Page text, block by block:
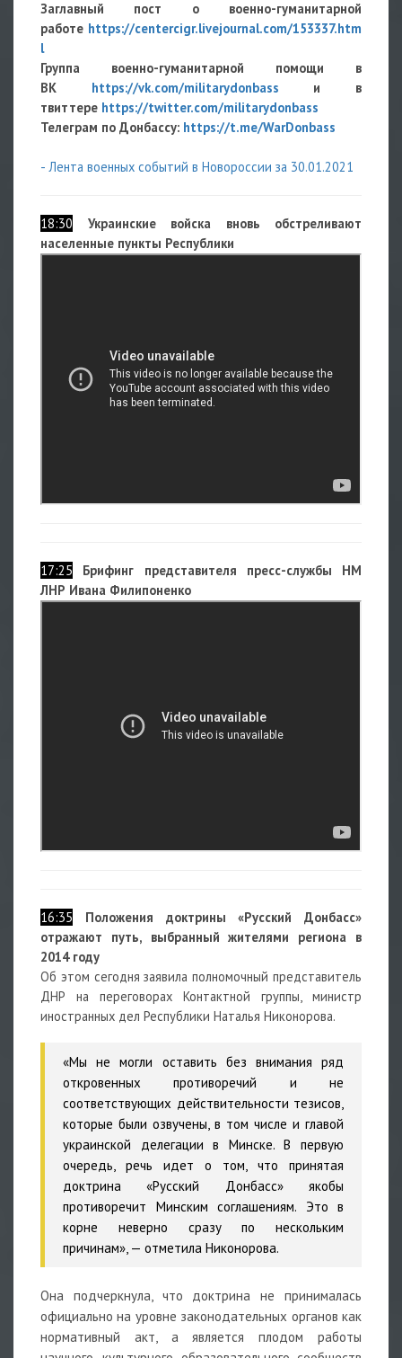
Заглавный пост о военно-гуманитарной
работе https://centercigr.livejournal.com/153337.htm
l
Группа военно-гуманитарной помощи в
ВК https://vk.com/militarydonbass и в
твиттере https://twitter.com/militarydonbass
Телеграм по Донбассу: https://t.me/WarDonbass
- Лента военных событий в Новороссии за 30.01.2021
18:30
Украинские войска вновь обстреливают
населенные пункты Республики
17:25
Брифинг представителя пресс-службы НМ
ЛНР Ивана Филипоненко
16:35
Положения доктрины «Русский Донбасс»
отражают путь, выбранный жителями региона в
2014 году
Об этом сегодня заявила полномочный представитель
ДНР на переговорах Контактной группы, министр
иностранных дел Республики Наталья Никонорова.
«Мы не могли оставить без внимания ряд
откровенных противоречий и не
соответствующих действительности тезисов,
которые были озвучены, в том числе и главой
украинской делегации в Минске. В первую
очередь, речь идет о том, что принятая
доктрина «Русский Донбасс» якобы
противоречит Минским соглашениям. Это в
корне неверно сразу по нескольким
причинам», — отметила Никонорова.
Она подчеркнула, что доктрина не принималась
официально на уровне законодательных органов как
нормативный акт, а является плодом работы